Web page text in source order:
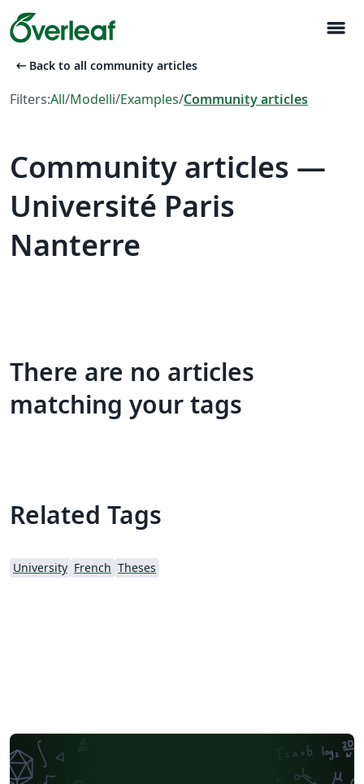
menu
arrow_left_alt Back to all community articles
Filters:All/Modelli/Examples/Community articles
Community articles —
Université Paris
Nanterre
There are no articles
matching your tags
Related Tags
University French Theses